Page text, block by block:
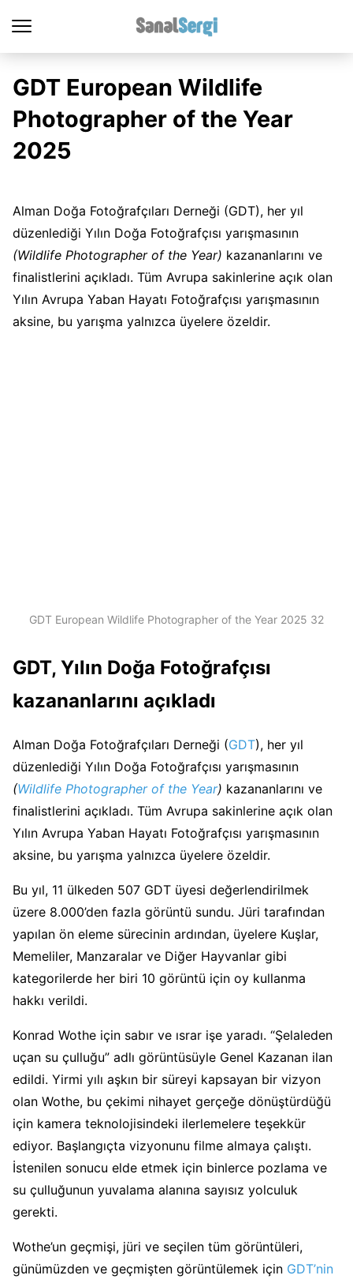
GDT European Wildlife
Photographer of the Year
2025
Alman Doğa Fotoğrafçıları Derneği (GDT), her yıl
düzenlediği Yılın Doğa Fotoğrafçısı yarışmasının
(Wildlife Photographer of the Year) kazananlarını ve
finalistlerini açıkladı. Tüm Avrupa sakinlerine açık olan
Yılın Avrupa Yaban Hayatı Fotoğrafçısı yarışmasının
aksine, bu yarışma yalnızca üyelere özeldir.
GDT European Wildlife Photographer of the Year 2025 32
GDT, Yılın Doğa Fotoğrafçısı
kazananlarını açıkladı
Alman Doğa Fotoğrafçıları Derneği (GDT), her yıl
düzenlediği Yılın Doğa Fotoğrafçısı yarışmasının
(Wildlife Photographer of the Year) kazananlarını ve
finalistlerini açıkladı. Tüm Avrupa sakinlerine açık olan
Yılın Avrupa Yaban Hayatı Fotoğrafçısı yarışmasının
aksine, bu yarışma yalnızca üyelere özeldir.
Bu yıl, 11 ülkeden 507 GDT üyesi değerlendirilmek
üzere 8.000’den fazla görüntü sundu. Jüri tarafından
yapılan ön eleme sürecinin ardından, üyelere Kuşlar,
Memeliler, Manzaralar ve Diğer Hayvanlar gibi
kategorilerde her biri 10 görüntü için oy kullanma
hakkı verildi.
Konrad Wothe için sabır ve ısrar işe yaradı. “Şelaleden
uçan su çulluğu” adlı görüntüsüyle Genel Kazanan ilan
edildi. Yirmi yılı aşkın bir süreyi kapsayan bir vizyon
olan Wothe, bu çekimi nihayet gerçeğe dönüştürdüğü
için kamera teknolojisindeki ilerlemelere teşekkür
ediyor. Başlangıçta vizyonunu filme almaya çalıştı.
İstenilen sonucu elde etmek için binlerce pozlama ve
su çulluğunun yuvalama alanına sayısız yolculuk
gerekti.
Wothe’un geçmişi, jüri ve seçilen tüm görüntüleri,
günümüzden ve geçmişten görüntülemek için GDT’nin